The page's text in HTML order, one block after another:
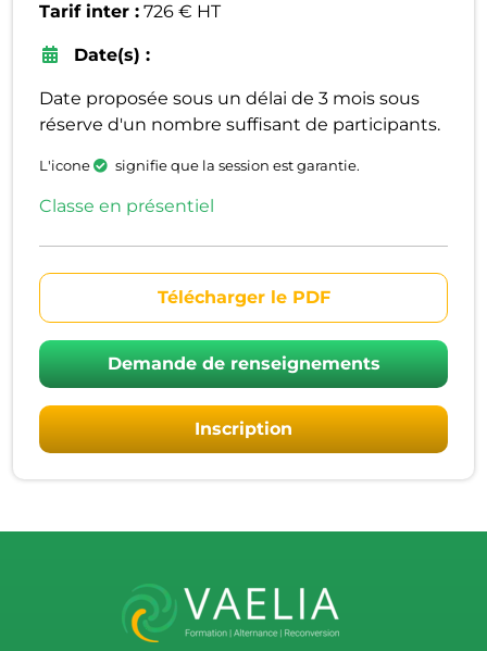
Tarif inter : 726 € HT
Date(s) :
Date proposée sous un délai de 3 mois sous
réserve d'un nombre suffisant de participants.
L'icone signifie que la session est garantie.
Classe en présentiel
Télécharger le PDF
Demande de renseignements
Inscription